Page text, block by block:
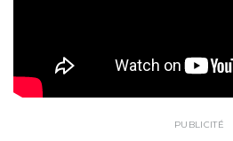
PUBLICITÉ